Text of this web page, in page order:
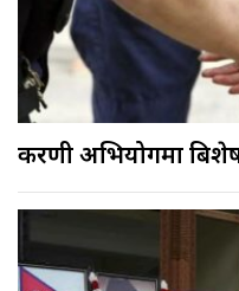
करणी अभियोगमा बिशेष